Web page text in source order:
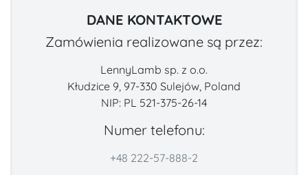
DANE KONTAKTOWE
Zamówienia realizowane są przez:
LennyLamb sp. z o.o.
Kłudzice 9, 97-330 Sulejów, Poland
NIP: PL 521-375-26-14
Numer telefonu:
+48 222-57-888-2